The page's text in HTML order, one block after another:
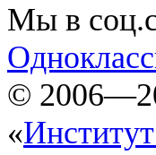
Мы в
©
«